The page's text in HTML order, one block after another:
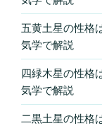
五黄土星の性格
気学で解説
四緑木星の性格
気学で解説
二黒土星の性格